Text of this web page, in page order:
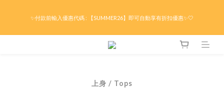
✨付款前輸入優惠代碼 : 【SUMMER26】即可自動享有折扣優惠✨🤍
限時折後滿HK$299京東免運 / 折後滿HK$599港澳順豐免運🚚每天3pm前下單現貨最
上身 / Tops